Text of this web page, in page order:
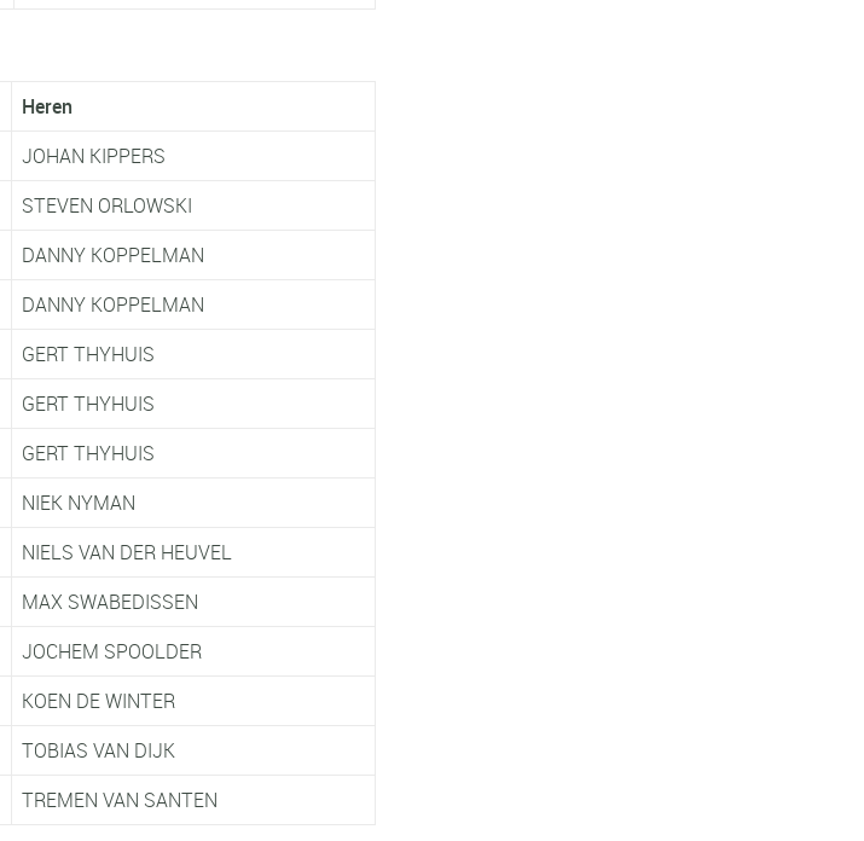
Heren
JOHAN KIPPERS
STEVEN ORLOWSKI
DANNY KOPPELMAN
DANNY KOPPELMAN
GERT THYHUIS
GERT THYHUIS
GERT THYHUIS
NIEK NYMAN
NIELS VAN DER HEUVEL
MAX SWABEDISSEN
JOCHEM SPOOLDER
KOEN DE WINTER
TOBIAS VAN DIJK
TREMEN VAN SANTEN